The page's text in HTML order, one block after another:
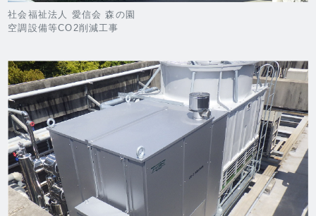
社会福祉法人 愛信会 森の園
空調設備等CO2削減工事